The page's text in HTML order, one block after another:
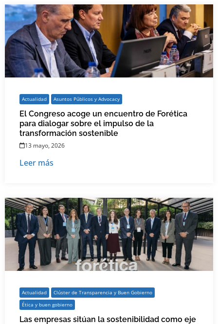
Actualidad Asuntos Públicos y Advocacy
El Congreso acoge un encuentro de Forética
para dialogar sobre el impulso de la
transformación sostenible
13 mayo, 2026
Leer más
Actualidad
Clúster de Transparencia y Buen Gobierno
Ética y buen gobierno
Las empresas sitúan la sostenibilidad como eje